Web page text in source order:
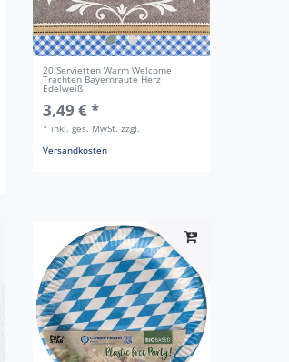
20 Servietten Warm Welcome
Trachten Bayernraute Herz
Edelweiß
3,49 € *
* inkl. ges. MwSt. zzgl.
Versandkosten